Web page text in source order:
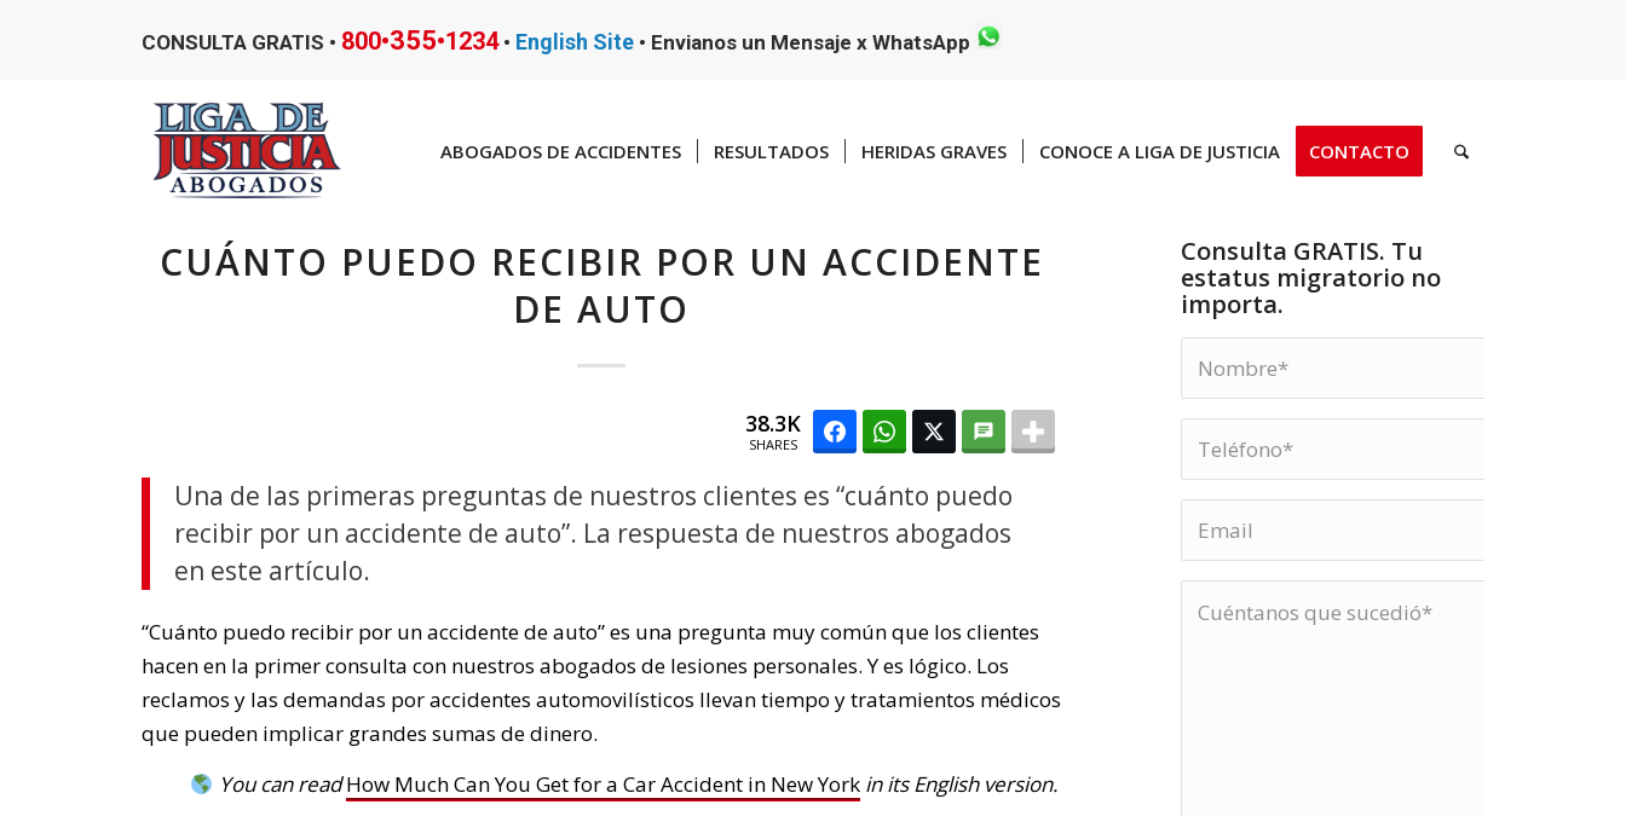
CONSULTA GRATIS • 800•355•1234• English Site • Envianos un Mensaje x WhatsApp
ABOGADOS DE ACCIDENTES RESULTADOS HERIDAS GRAVES CONOCE A LIGA DE JUSTICIA CONTACTO
CUÁNTO PUEDO RECIBIR POR UN ACCIDENTE
DE AUTO
38.3K
SHARES
Una de las primeras preguntas de nuestros clientes es “cuánto puedo
recibir por un accidente de auto”. La respuesta de nuestros abogados
en este artículo.
“Cuánto puedo recibir por un accidente de auto” es una pregunta muy común que los clientes
hacen en la primer consulta con nuestros abogados de lesiones personales. Y es lógico. Los
reclamos y las demandas por accidentes automovilísticos llevan tiempo y tratamientos médicos
que pueden implicar grandes sumas de dinero.
You can read How Much Can You Get for a Car Accident in New York in its English version.
Consulta GRATIS. Tu
estatus migratorio no
importa.